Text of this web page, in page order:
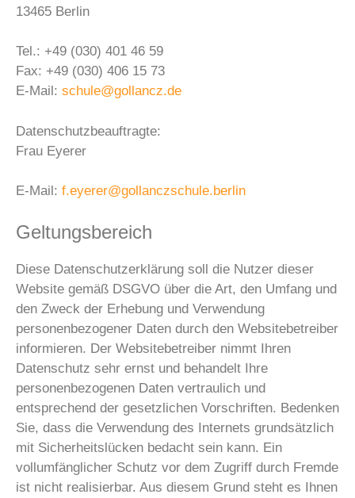
13465 Berlin
Tel.: +49 (030) 401 46 59
Fax: +49 (030) 406 15 73
E-Mail: schule@gollancz.de
Datenschutzbeauftragte:
Frau Eyerer
E-Mail: f.eyerer@gollanczschule.berlin
Geltungsbereich
Diese Datenschutzerklärung soll die Nutzer dieser
Website gemäß DSGVO über die Art, den Umfang und
den Zweck der Erhebung und Verwendung
personenbezogener Daten durch den Websitebetreiber
informieren. Der Websitebetreiber nimmt Ihren
Datenschutz sehr ernst und behandelt Ihre
personenbezogenen Daten vertraulich und
entsprechend der gesetzlichen Vorschriften. Bedenken
Sie, dass die Verwendung des Internets grundsätzlich
mit Sicherheitslücken bedacht sein kann. Ein
vollumfänglicher Schutz vor dem Zugriff durch Fremde
ist nicht realisierbar. Aus diesem Grund steht es Ihnen